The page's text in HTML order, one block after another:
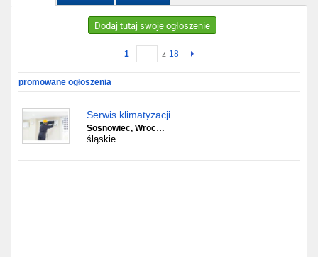
Dodaj tutaj swoje ogłoszenie
1 z 18
promowane ogłoszenia
Serwis klimatyzacji
Sosnowiec, Wroc…
śląskie
Lublin
Bydgoszcz
Rzeszów